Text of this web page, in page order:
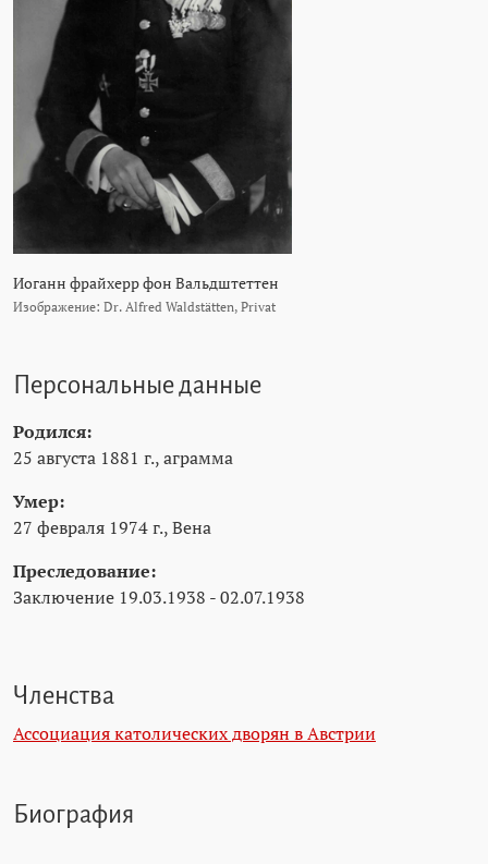
Иоганн фрайхерр фон Вальдштеттен
Изображение: Dr. Alfred Waldstätten, Privat
Персональные данные
Родился:
25 августа 1881 г., аграмма
Умер:
27 февраля 1974 г., Вена
Преследование:
Заключение 19.03.1938 - 02.07.1938
Членства
Ассоциация католических дворян в Австрии
Биография